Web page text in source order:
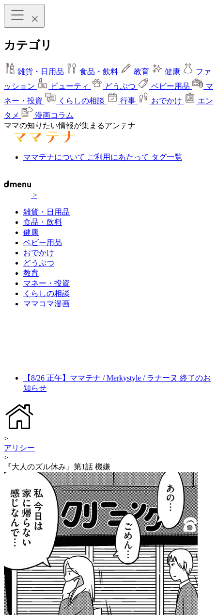
カテゴリ
雑貨・日用品 食品・飲料 教育 健康
ファ
ッション
ビューティ どうぶつ ベビー用品
マ
ネー・投資
くらしの相談 行事 おでかけ
エン
タメ
漫画コラム
ママの知りたい情報が集まるアンテナ
ママテナについて ご利用にあたって タグ一覧
>
雑貨・日用品
食品・飲料
健康
ベビー用品
おでかけ
どうぶつ
教育
マネー・投資
くらしの相談
ママコマ漫画
【8/26 正午】ママテナ / Merkystyle / ラナーヌ 終了のお
知らせ
>
アリシー
>
『大人のズル休み』第1話 機嫌